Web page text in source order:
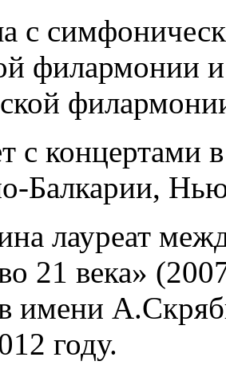
с
филармонии
с концертами
Балкарии,
лауреат
21 века»
имени
году.